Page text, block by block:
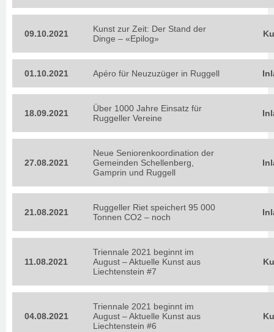
09.10.2021
Kunst zur Zeit: Der Stand der
Dinge – «Epilog»
01.10.2021 Apéro für Neuzuzüger in Ruggell
18.09.2021
Über 1000 Jahre Einsatz für
Ruggeller Vereine
27.08.2021
Neue Seniorenkoordination der
Gemeinden Schellenberg,
Gamprin und Ruggell
21.08.2021
Ruggeller Riet speichert 95 000
Tonnen CO2 – noch
11.08.2021
Triennale 2021 beginnt im
August – Aktuelle Kunst aus
Liechtenstein #7
04.08.2021
Triennale 2021 beginnt im
August – Aktuelle Kunst aus
Liechtenstein #6